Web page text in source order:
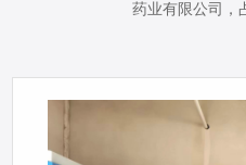
药业有限公司，